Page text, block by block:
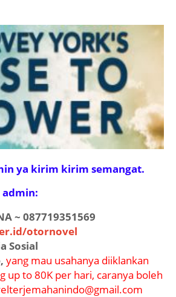
ya kirim kirim semangat.
~ 087719351569
otornovel
Sosial
yang mau usahanya diiklankan
up to 80K per hari, caranya boleh